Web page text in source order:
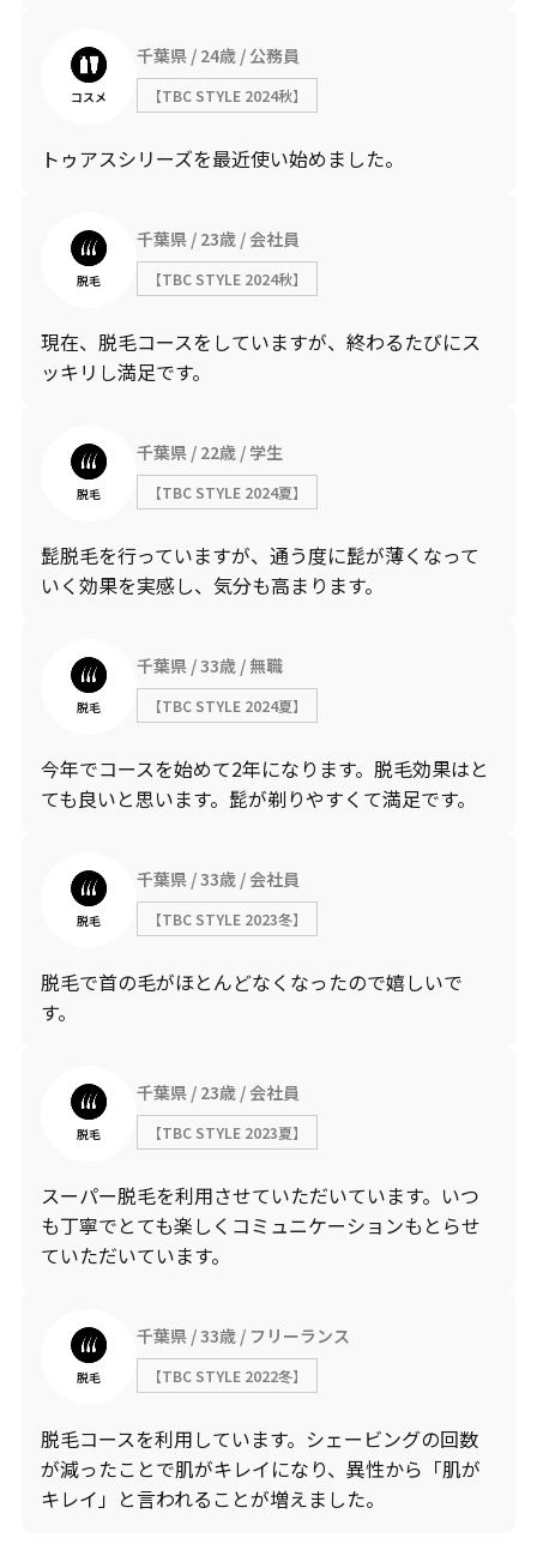
コスメ
千葉県 24歳 公務員
【TBC STYLE 2024秋】
トゥアスシリーズを最近使い始めました。
脱毛
千葉県 23歳 会社員
【TBC STYLE 2024秋】
現在、脱毛コースをしていますが、終わるたびにス
ッキリし満足です。
脱毛
千葉県 22歳 学生
【TBC STYLE 2024夏】
髭脱毛を行っていますが、通う度に髭が薄くなって
いく効果を実感し、気分も高まります。
脱毛
千葉県 33歳 無職
【TBC STYLE 2024夏】
今年でコースを始めて2年になります。脱毛効果はと
ても良いと思います。髭が剃りやすくて満足です。
脱毛
千葉県 33歳 会社員
【TBC STYLE 2023冬】
脱毛で首の毛がほとんどなくなったので嬉しいで
す。
脱毛
千葉県 23歳 会社員
【TBC STYLE 2023夏】
スーパー脱毛を利用させていただいています。いつ
も丁寧でとても楽しくコミュニケーションもとらせ
ていただいています。
脱毛
千葉県 33歳 フリーランス
【TBC STYLE 2022冬】
脱毛コースを利用しています。シェービングの回数
が減ったことで肌がキレイになり、異性から「肌が
キレイ」と言われることが増えました。